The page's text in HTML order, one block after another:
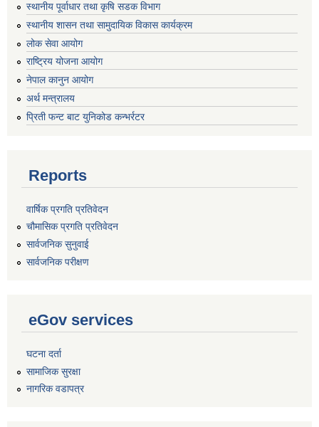
स्थानीय पूर्वाधार तथा कृषि सडक विभाग
स्थानीय शासन तथा सामुदायिक विकास कार्यक्रम
लोक सेवा आयोग
राष्ट्रिय योजना आयोग
नेपाल कानुन आयोग
अर्थ मन्त्रालय
प्रिती फन्ट बाट युनिकोड कन्भर्रटर
Reports
वार्षिक प्रगति प्रतिवेदन
चौमासिक प्रगति प्रतिवेदन
सार्वजनिक सुनुवाई
सार्वजनिक परीक्षण
eGov services
घटना दर्ता
सामाजिक सुरक्षा
नागरिक वडापत्र